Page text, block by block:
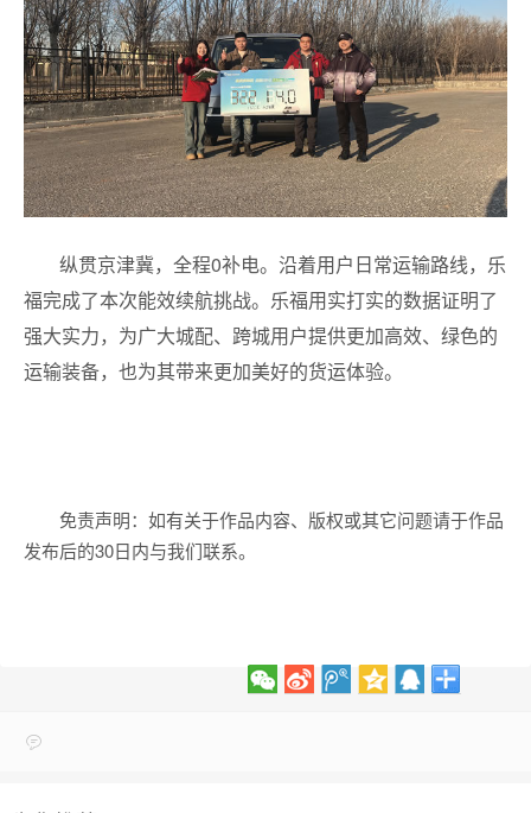
纵贯京津冀，全程0补电。沿着用户日常运输路线，乐
福完成了本次能效续航挑战。乐福用实打实的数据证明了
强大实力，为广大城配、跨城用户提供更加高效、绿色的
运输装备，也为其带来更加美好的货运体验。
免责声明：如有关于作品内容、版权或其它问题请于作品
发布后的30日内与我们联系。